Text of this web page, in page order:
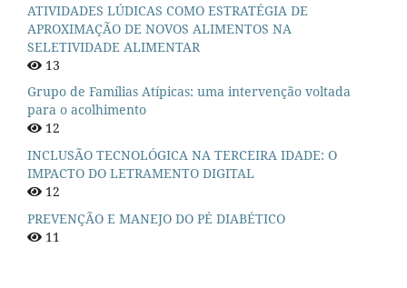
ATIVIDADES LÚDICAS COMO ESTRATÉGIA DE
APROXIMAÇÃO DE NOVOS ALIMENTOS NA
SELETIVIDADE ALIMENTAR
13
Grupo de Famílias Atípicas: uma intervenção voltada
para o acolhimento
12
INCLUSÃO TECNOLÓGICA NA TERCEIRA IDADE: O
IMPACTO DO LETRAMENTO DIGITAL
12
PREVENÇÃO E MANEJO DO PÉ DIABÉTICO
11